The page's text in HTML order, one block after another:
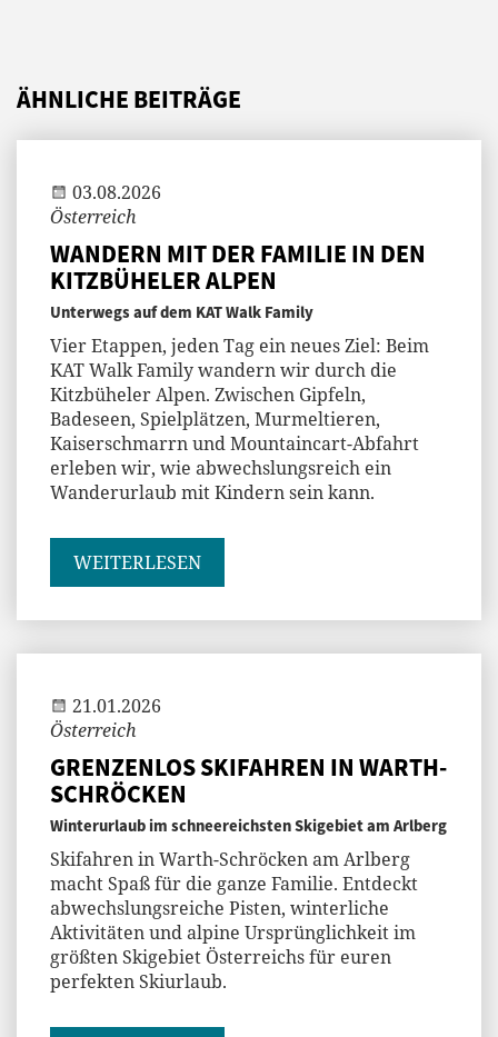
ÄHNLICHE BEITRÄGE
03.08.2026
Österreich
WANDERN MIT DER FAMILIE IN DEN
KITZBÜHELER ALPEN
Unterwegs auf dem KAT Walk Family
Vier Etappen, jeden Tag ein neues Ziel: Beim
KAT Walk Family wandern wir durch die
Kitzbüheler Alpen. Zwischen Gipfeln,
Badeseen, Spielplätzen, Murmeltieren,
Kaiserschmarrn und Mountaincart-Abfahrt
erleben wir, wie abwechslungsreich ein
Wanderurlaub mit Kindern sein kann.
WEITERLESEN
21.01.2026
Österreich
GRENZENLOS SKIFAHREN IN WARTH-
SCHRÖCKEN
Winterurlaub im schneereichsten Skigebiet am Arlberg
Skifahren in Warth-Schröcken am Arlberg
macht Spaß für die ganze Familie. Entdeckt
abwechslungsreiche Pisten, winterliche
Aktivitäten und alpine Ursprünglichkeit im
größten Skigebiet Österreichs für euren
perfekten Skiurlaub.